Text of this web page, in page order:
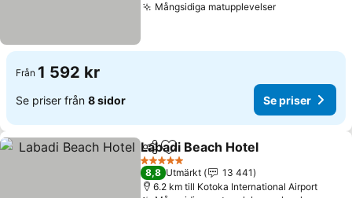
Mångsidiga matupplevelserSe priser
Från 1 592 kr
Se priser från 8 sidor Se priser
Dela Lägg till i Mina Favoriter
Labadi Beach Hotel
5 Stjärnor
8,8 Utmärkt
13 441
6.2 km till Kotoka International Airport